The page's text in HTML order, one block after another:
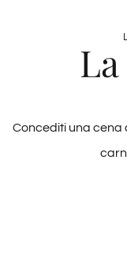
Concediti una cena